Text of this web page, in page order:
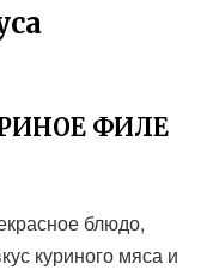
ФИЛЕ
блюдо,
куриного мяса и